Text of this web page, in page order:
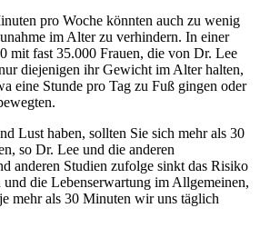
pro Woche könnten auch zu wenig
im Alter zu verhindern. In einer
mit fast 35.000 Frauen, die von Dr. Lee
diejenigen ihr Gewicht im Alter halten,
eine Stunde pro Tag zu Fuß gingen oder
Lust haben, sollten Sie sich mehr als 30
so Dr. Lee und die anderen
anderen Studien zufolge sinkt das Risiko
die Lebenserwartung im Allgemeinen,
mehr als 30 Minuten wir uns täglich